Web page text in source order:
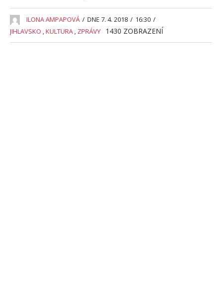
ILONA AMPAPOVÁ / DNE 7. 4. 2018 / 16:30 /
JIHLAVSKO KULTURA ZPRÁVY 1430 ZOBRAZENÍ